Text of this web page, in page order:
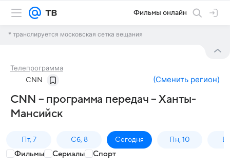
Фильмы онлайн
* транслируется московская сетка вещания
Телепрограмма
CNN (Сменить регион)
CNN – программа передач – Ханты-
Мансийск
Пт, 7 Сб, 8 Сегодня Пн, 10
Фильмы Сериалы Спорт